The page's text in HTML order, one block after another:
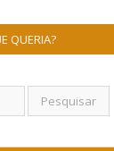
QUERIA?